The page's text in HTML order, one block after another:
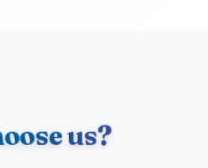
us?